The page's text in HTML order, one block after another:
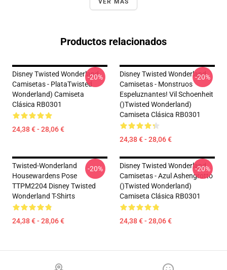
VER MÁS
Productos relacionados
Disney Twisted Wonderland
Camisetas - PlataTwisted
Wonderland) Camiseta
Clásica RB0301
24,38 € - 28,06 €
-20%
Disney Twisted Wonderland
Camisetas - Monstruos
Espeluznantes! Vil Schoenheit
()Twisted Wonderland)
Camiseta Clásica RB0301
24,38 € - 28,06 €
-20%
Twisted-Wonderland
Housewardens Pose
TTPM2204 Disney Twisted
Wonderland T-Shirts
24,38 € - 28,06 €
-20%
Disney Twisted Wonderland
Camisetas - Azul Ashengrotto
()Twisted Wonderland)
Camiseta Clásica RB0301
24,38 € - 28,06 €
-20%